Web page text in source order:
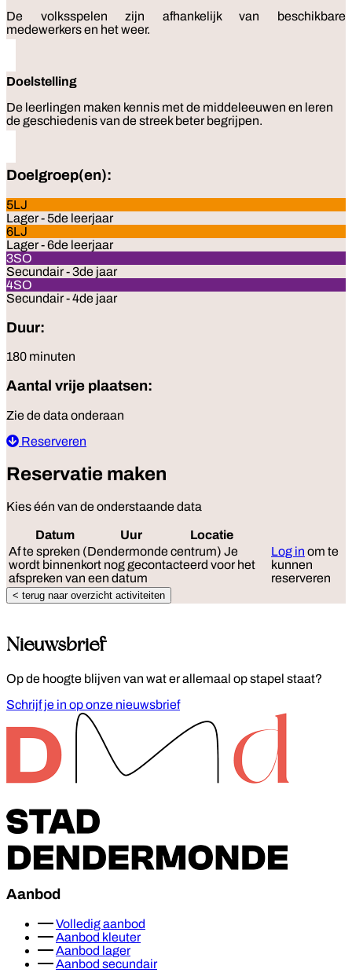
De volksspelen zijn afhankelijk van beschikbare
medewerkers en het weer.
Doelstelling
De leerlingen maken kennis met de middeleeuwen en leren
de geschiedenis van de streek beter begrijpen.
Doelgroep(en):
5LJ
Lager - 5de leerjaar
6LJ
Lager - 6de leerjaar
3SO
Secundair - 3de jaar
4SO
Secundair - 4de jaar
Duur:
180 minuten
Aantal vrije plaatsen:
Zie de data onderaan
Reserveren
Reservatie maken
Kies één van de onderstaande data
Datum Uur Locatie
Af te spreken (Dendermonde centrum) Je
wordt binnenkort nog gecontacteerd voor het
afspreken van een datum
Log in om te
kunnen
reserveren
< terug naar overzicht activiteiten
Nieuwsbrief
Op de hoogte blijven van wat er allemaal op stapel staat?
Schrijf je in op onze nieuwsbrief
Aanbod
Volledig aanbod
Aanbod kleuter
Aanbod lager
Aanbod secundair